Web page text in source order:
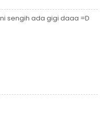
sengih ada gigi daaa =D